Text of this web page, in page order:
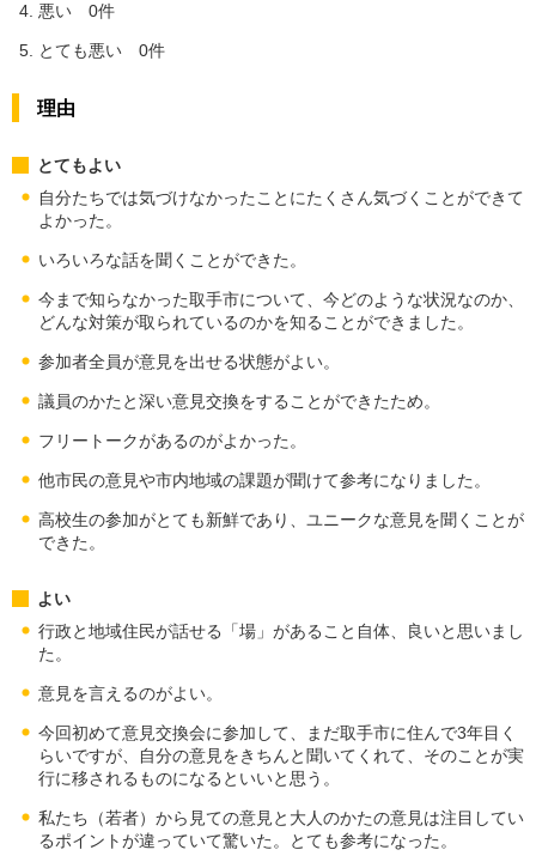
悪い 0件
とても悪い 0件
理由
とてもよい
自分たちでは気づけなかったことにたくさん気づくことができて
よかった。
いろいろな話を聞くことができた。
今まで知らなかった取手市について、今どのような状況なのか、
どんな対策が取られているのかを知ることができました。
参加者全員が意見を出せる状態がよい。
議員のかたと深い意見交換をすることができたため。
フリートークがあるのがよかった。
他市民の意見や市内地域の課題が聞けて参考になりました。
高校生の参加がとても新鮮であり、ユニークな意見を聞くことが
できた。
よい
行政と地域住民が話せる「場」があること自体、良いと思いまし
た。
意見を言えるのがよい。
今回初めて意見交換会に参加して、まだ取手市に住んで3年目く
らいですが、自分の意見をきちんと聞いてくれて、そのことが実
行に移されるものになるといいと思う。
私たち（若者）から見ての意見と大人のかたの意見は注目してい
るポイントが違っていて驚いた。とても参考になった。